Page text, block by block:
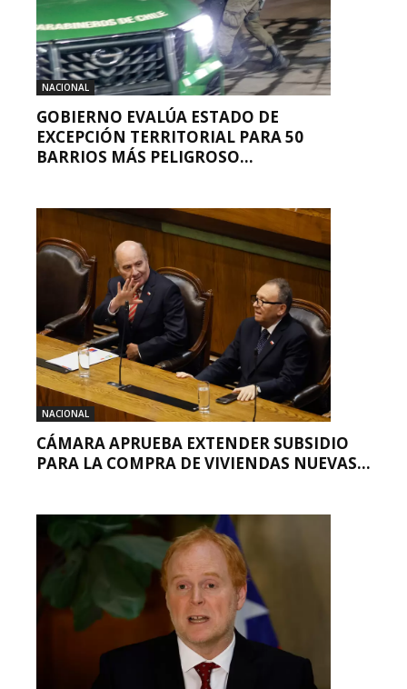
NACIONAL
GOBIERNO EVALÚA ESTADO DE
EXCEPCIÓN TERRITORIAL PARA 50
BARRIOS MÁS PELIGROSO...
NACIONAL
CÁMARA APRUEBA EXTENDER SUBSIDIO
PARA LA COMPRA DE VIVIENDAS NUEVAS...